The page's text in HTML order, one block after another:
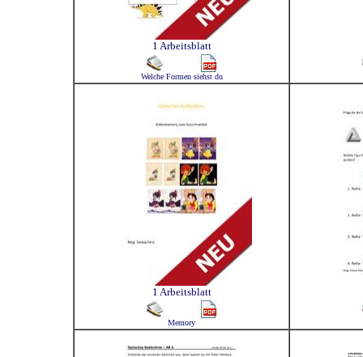
1 Arbeitsblatt
Welche Formen siehst du
1 Arbeitsblatt
Memory